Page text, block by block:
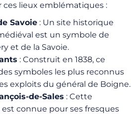
lieux emblématiques :
Savoie : Un site historique
est un symbole de
et de la Savoie.
: Construit en 1838, ce
symboles les plus reconnus
exploits du général de Boigne.
de-Sales : Cette
connue pour ses fresques